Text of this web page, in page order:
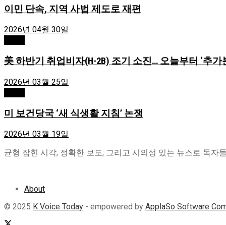
이민 단속, 지역 사법 제도로 재편
2026년 04월 30일
美 하반기 취업비자(H-2B) 조기 소진… 오늘부터 ‘추가
2026년 03월 25일
미 보건당국 ‘새 식생활 지침’ 논쟁
2026년 03월 19일
균형 잡힌 시각, 정확한 보도, 그리고 시의성 있는 뉴스로 독자
About
© 2025 K Voice Today - empowered by ApplaSo Software